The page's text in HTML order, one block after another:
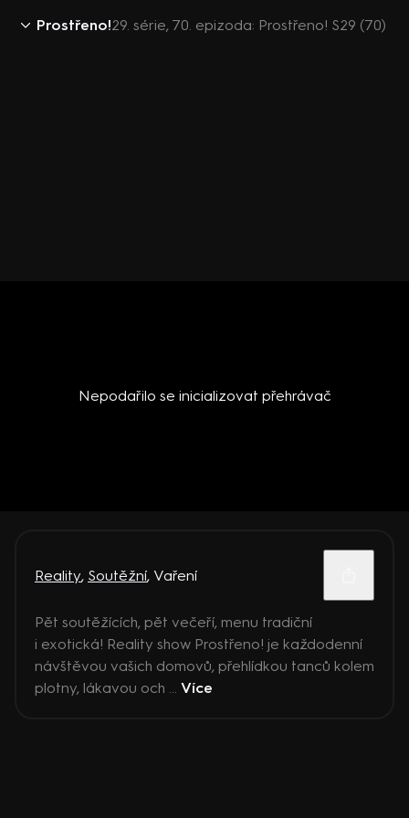
Prostřeno!29. série, 70. epizoda: Prostřeno! S29 (70)
Nepodařilo se inicializovat přehrávač
Reality, Soutěžní, Vaření
Pět soutěžících, pět večeří, menu tradiční
i exotická! Reality show Prostřeno! je každodenní
návštěvou vašich domovů, přehlídkou tanců kolem
plotny, lákavou och ... Více